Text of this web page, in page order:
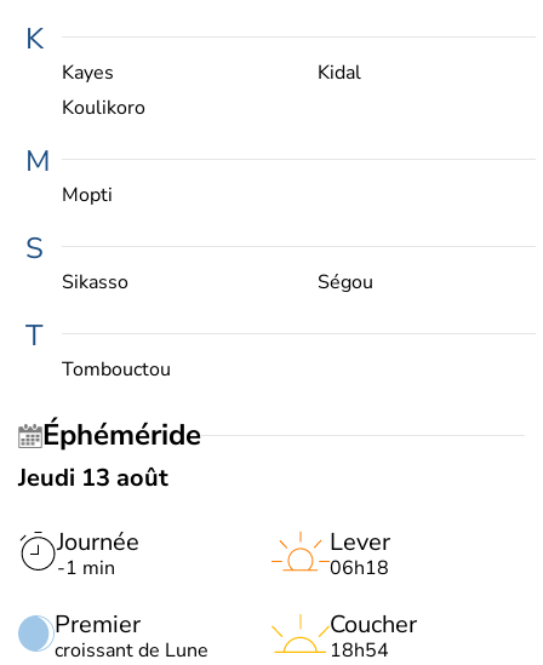
K
Kayes
Kidal
Koulikoro
M
Mopti
S
Sikasso Ségou
T
Tombouctou
Éphéméride
Jeudi 13 août
Journée
-1 min
Premier
croissant de Lune
Lever
06h18
Coucher
18h54